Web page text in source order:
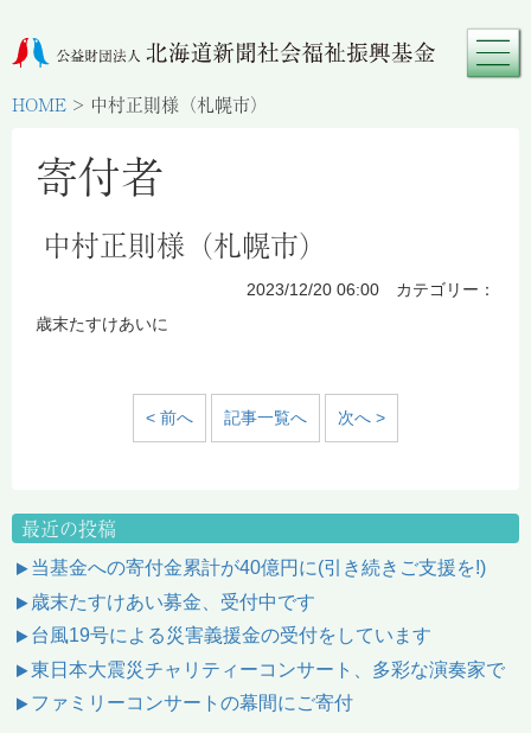
HOME > 中村正則様（札幌市）
寄付者
中村正則様（札幌市）
2023/12/20 06:00 カテゴリー：
歳末たすけあいに
< 前へ 記事一覧へ 次へ >
最近の投稿
当基金への寄付金累計が40億円に(引き続きご支援を!)
歳末たすけあい募金、受付中です
台風19号による災害義援金の受付をしています
東日本大震災チャリティーコンサート、多彩な演奏家で
ファミリーコンサートの幕間にご寄付